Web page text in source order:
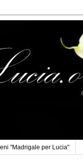
"Madrigale per Lucia"